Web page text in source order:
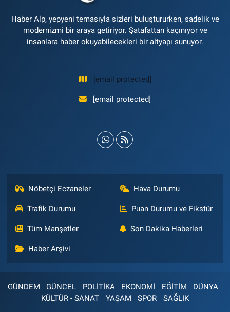
Haber Alp, yepyeni temasıyla sizleri buluştururken, sadelik ve
modernizmi bir araya getiriyor. Şatafattan kaçınıyor ve
insanlara haber okuyabilecekleri bir altyapı sunuyor.
[email protected]
[email protected]
Nöbetçi Eczaneler Hava Durumu
Trafik Durumu Puan Durumu ve Fikstür
Tüm Manşetler Son Dakika Haberleri
Haber Arşivi
GÜNDEM GÜNCEL POLİTİKA EKONOMİ EĞİTİM
DÜNYA
KÜLTÜR - SANAT
YAŞAM SPOR SAĞLIK